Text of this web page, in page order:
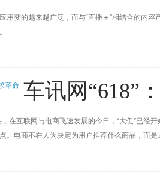
用变的越来越广泛，而与“直播＋”相结合的内
车讯网“618”
在互联网与电商飞速发展的今日，“大促”已
。电商不在人为决定为用户推荐什么商品，而